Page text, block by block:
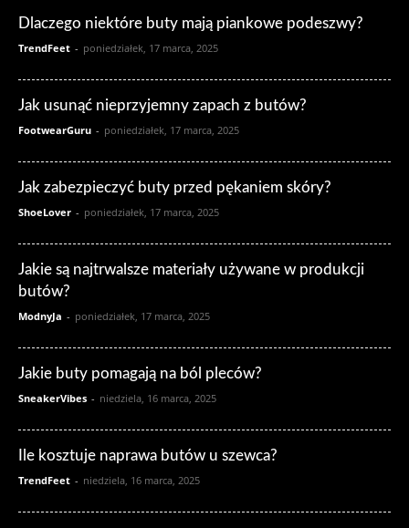
Dlaczego niektóre buty mają piankowe podeszwy?
TrendFeet - poniedziałek, 17 marca, 2025
Jak usunąć nieprzyjemny zapach z butów?
FootwearGuru - poniedziałek, 17 marca, 2025
Jak zabezpieczyć buty przed pękaniem skóry?
ShoeLover - poniedziałek, 17 marca, 2025
Jakie są najtrwalsze materiały używane w produkcji
butów?
ModnyJa - poniedziałek, 17 marca, 2025
Jakie buty pomagają na ból pleców?
SneakerVibes - niedziela, 16 marca, 2025
Ile kosztuje naprawa butów u szewca?
TrendFeet - niedziela, 16 marca, 2025